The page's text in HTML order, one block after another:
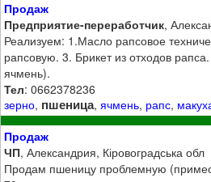
Продаж
Предприятие-переработчик,
Реализуем: 1.Масло рапсовое
рапсовую. 3. Брикет из отходов
ячмень).
Тел: 0662378236
зерно, пшеница,ячмень, рапс,
Продаж
ЧП, Александрия, Кіровоградська обл
Продам пшеницу проблемную